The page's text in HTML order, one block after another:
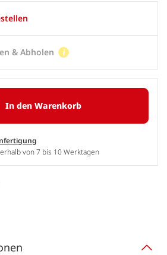
In den Warenkorb
von 7 bis 10 Werktagen
& Abholen